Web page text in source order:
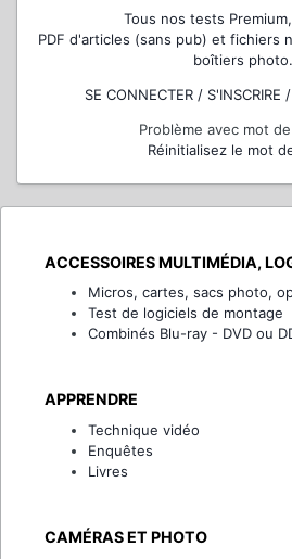
Tous nos tests
PDF d'articles (sans pub) et fichiers
boîtiers photo.
SE CONNECTER / S'INSCRIRE
Problème avec mot
Réinitialisez le mot
ACCESSOIRES MULTIMÉDIA,
Micros, cartes, sacs photo,
Test de logiciels de montage
Combinés Blu-ray - DVD ou
APPRENDRE
Technique vidéo
Enquêtes
Livres
CAMÉRAS ET PHOTO